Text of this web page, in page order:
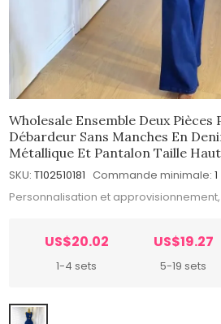
Wholesale Ensemble Deux Pièces
Débardeur Sans Manches En
Métallique Et Pantalon Taille
SKU: T102510181 Commande minimale: 1
Personnalisation et
US$20.02
1-4 sets
US$19.27
5-19 sets